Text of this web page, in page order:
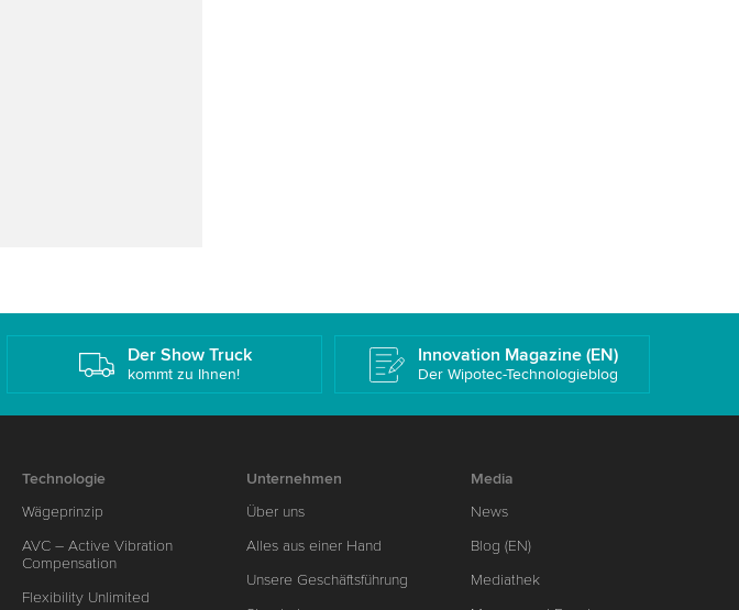
Der Show Truck
kommt zu Ihnen!
Innovation Magazine (EN)
Der Wipotec-Technologieblog
Technologie
Wägeprinzip
AVC – Active Vibration
Compensation
Flexibility Unlimited
Unternehmen
Über uns
Alles aus einer Hand
Unsere Geschäftsführung
Media
News
Blog (EN)
Mediathek